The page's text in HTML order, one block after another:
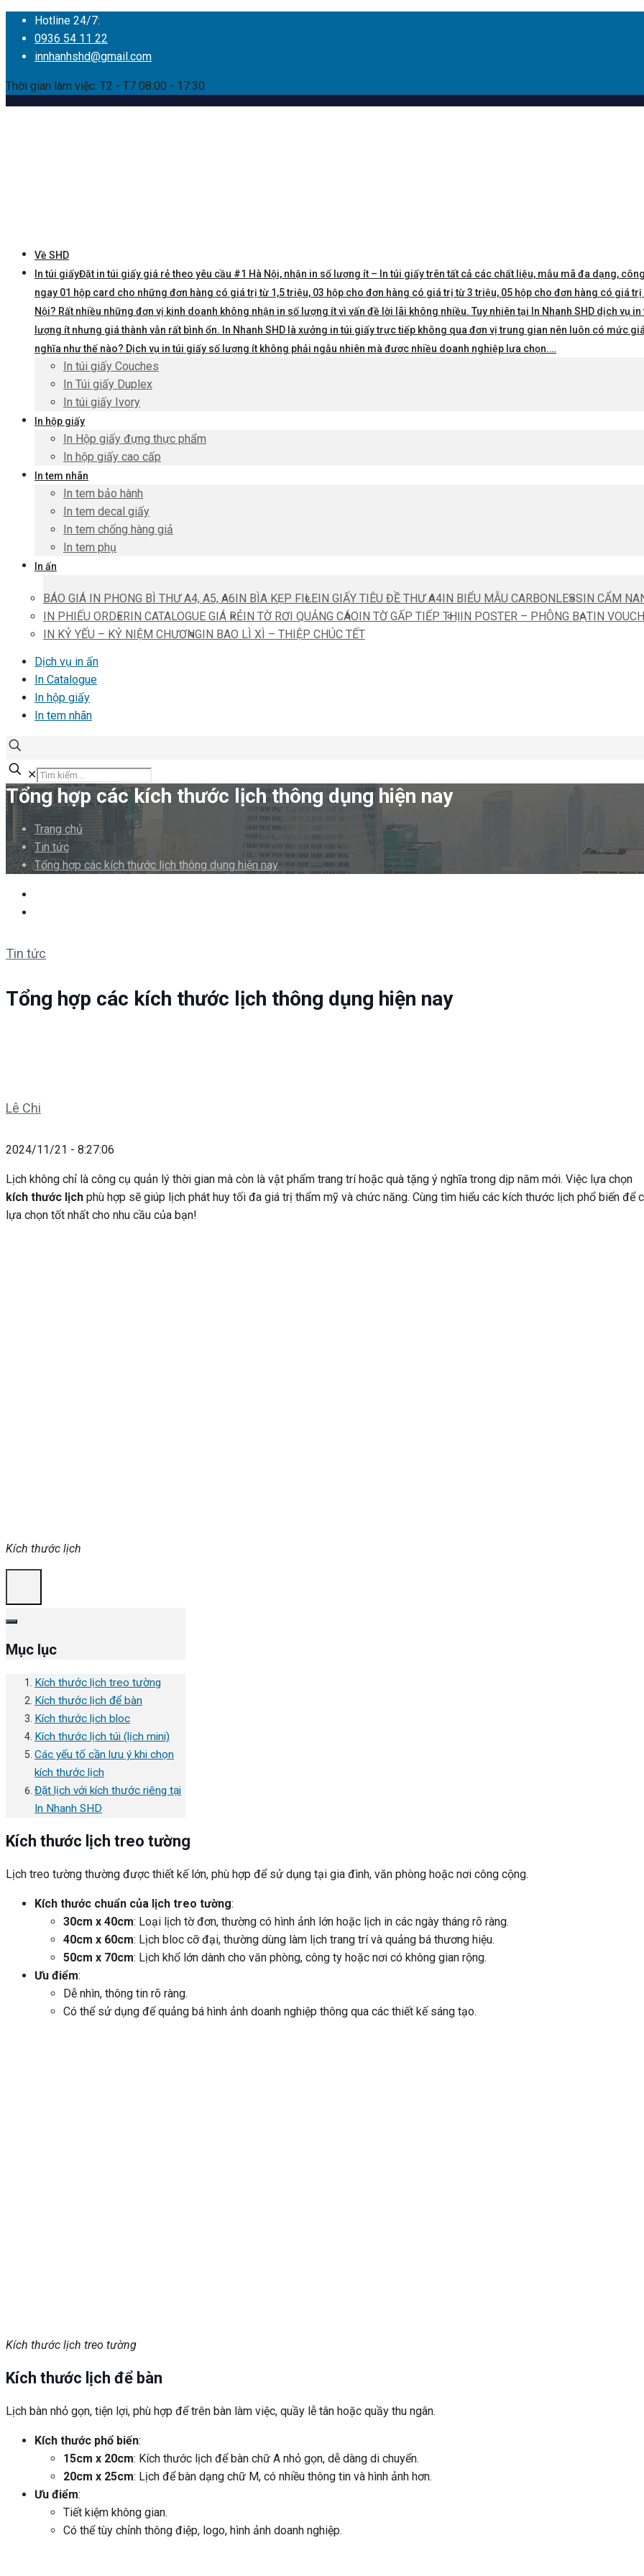
Hotline 24/7:
0936 54 11 22
innhanhshd@gmail.com
Thời gian làm việc: T2 - T7 08:00 - 17:30
Về SHD
In túi giấyĐặt in túi giấy giá rẻ theo yêu cầu #1 Hà Nội, nhận in số lượng ít – In túi giấy trên tất cả các chất liệu, mẫu mã đa dạng,
ngay 01 hộp card cho những đơn hàng có giá trị từ 1,5 triệu, 03 hộp cho đơn hàng có giá trị từ 3 triệu, 05 hộp cho đơn hàng có giá
Nội? Rất nhiều những đơn vị kinh doanh không nhận in số lượng ít vì vấn đề lời lãi không nhiều. Tuy nhiên tại In Nhanh SHD dịch vụ
lượng ít nhưng giá thành vẫn rất bình ổn. In Nhanh SHD là xưởng in túi giấy trực tiếp không qua đơn vị trung gian nên luôn có mức
nghĩa như thế nào? Dịch vụ in túi giấy số lượng ít không phải ngẫu nhiên mà được nhiều doanh nghiệp lựa chọn.…
In túi giấy Couches
In Túi giấy Duplex
In túi giấy Ivory
In hộp giấy
In Hộp giấy đựng thực phẩm
In hộp giấy cao cấp
In tem nhãn
In tem bảo hành
In tem decal giấy
In tem chống hàng giả
In tem phụ
In ấn
BÁO GIÁ IN PHONG BÌ THƯ A4, A5, A6IN BÌA KẸP FILEIN GIẤY TIÊU ĐỀ THƯ A4IN BIỂU MẪU CARBONLESSIN CẨM
IN PHIẾU ORDERIN CATALOGUE GIÁ RẺIN TỜ RƠI QUẢNG CÁOIN TỜ GẤP TIẾP THỊIN POSTER – PHÔNG BẠTIN
IN KỶ YẾU – KỶ NIỆM CHƯƠNGIN BAO LÌ XÌ – THIỆP CHÚC TẾT
Dịch vụ in ấn
In Catalogue
In hộp giấy
In tem nhãn
✕
Tổng hợp các kích thước lịch thông dụng hiện nay
Trang chủ
Tin tức
Tổng hợp các kích thước lịch thông dụng hiện nay
Tin tức
Tổng hợp các kích thước lịch thông dụng hiện nay
Lê Chi
2024/11/21 - 8:27:06
Lịch không chỉ là công cụ quản lý thời gian mà còn là vật phẩm trang trí hoặc quà tặng ý nghĩa trong dịp năm mới. Việc lựa chọn
kích thước lịch phù hợp sẽ giúp lịch phát huy tối đa giá trị thẩm mỹ và chức năng. Cùng tìm hiểu các kích thước lịch phổ biến để
lựa chọn tốt nhất cho nhu cầu của bạn!
Kích thước lịch
Mục lục
Kích thước lịch treo tường
Kích thước lịch để bàn
Kích thước lịch bloc
Kích thước lịch túi (lịch mini)
Các yếu tố cần lưu ý khi chọn
kích thước lịch
Đặt lịch với kích thước riêng tại
In Nhanh SHD
Kích thước lịch treo tường
Lịch treo tường thường được thiết kế lớn, phù hợp để sử dụng tại gia đình, văn phòng hoặc nơi công cộng.
Kích thước chuẩn của lịch treo tường:
30cm x 40cm: Loại lịch tờ đơn, thường có hình ảnh lớn hoặc lịch in các ngày tháng rõ ràng.
40cm x 60cm: Lịch bloc cỡ đại, thường dùng làm lịch trang trí và quảng bá thương hiệu.
50cm x 70cm: Lịch khổ lớn dành cho văn phòng, công ty hoặc nơi có không gian rộng.
Ưu điểm:
Dễ nhìn, thông tin rõ ràng.
Có thể sử dụng để quảng bá hình ảnh doanh nghiệp thông qua các thiết kế sáng tạo.
Kích thước lịch treo tường
Kích thước lịch để bàn
Lịch bàn nhỏ gọn, tiện lợi, phù hợp để trên bàn làm việc, quầy lễ tân hoặc quầy thu ngân.
Kích thước phổ biến:
15cm x 20cm: Kích thước lịch để bàn chữ A nhỏ gọn, dễ dàng di chuyển.
20cm x 25cm: Lịch để bàn dạng chữ M, có nhiều thông tin và hình ảnh hơn.
Ưu điểm:
Tiết kiệm không gian.
Có thể tùy chỉnh thông điệp, logo, hình ảnh doanh nghiệp.